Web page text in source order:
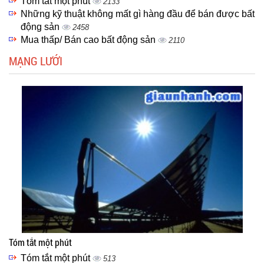
Những kỹ thuật không mất gì hàng đầu để bán được bất
động sản
2458
Mua thấp/ Bán cao bất động sản 2110
MẠNG LƯỚI
Tóm tắt một phút
Tóm tắt một phút 513